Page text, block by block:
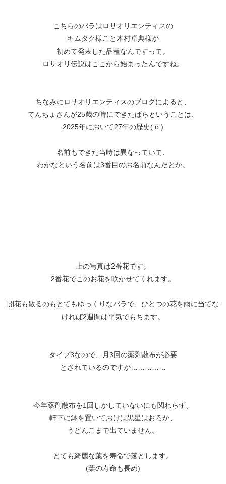
こちらのバラはロサオリエンティスの
キムタク様こと木村卓典様が
初めて発表した品種なんですって。
ロサオリ伝説はここから始まったんですね。
ちなみにロサオリエンティスのブログによると、
てんちょさんが25歳の時にできたばらということは、
2025年において27年の歴史( ö )
名前もできた当時は異なっていて、
わかなという名前は3番目のお名前なんだとか。
上の写真は2番花です。
2番花でこのお花を咲かせてくれます。
開花も散るのもとてもゆっくりなバラで、ひとつの花を雨に当てな
ければ2週間は平気でもちます。
タイプ3なので、月3回の薬剤散布が必要
とされているのですが……………
今年薬剤散布を1回しかしていないにも関わらず、
軒下に鉢を置いておけば黒星はおろか、
うどんこまで出ていません。
とても綺麗な葉を寿命で落とします。
(葉の寿命も長め)